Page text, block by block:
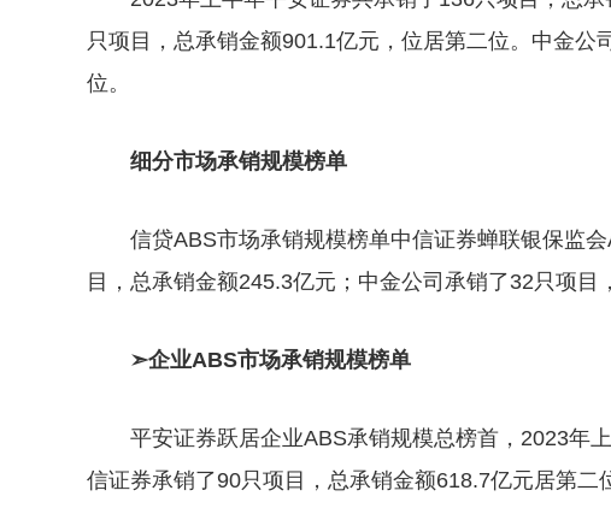
只项目，总承销金额901.1亿元，位居第二位。中金
位。
细分市场承销规模榜单
信贷ABS市场承销规模榜单中信证券蝉联银保监
目，总承销金额245.3亿元；中金公司承销了32只项目
➣企业ABS市场承销规模榜单
平安证券跃居企业ABS承销规模总榜首，2023年
信证券承销了90只项目，总承销金额618.7亿元居第二